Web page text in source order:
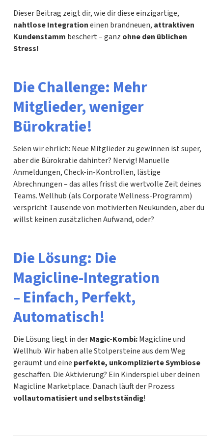
Dieser Beitrag zeigt dir, wie dir diese einzigartige,
nahtlose Integrationeinen brandneuen, attraktiven
Kundenstamm beschert – ganz ohne den üblichen
Stress!
Die Challenge: Mehr
Mitglieder, weniger
Bürokratie!
Seien wir ehrlich: Neue Mitglieder zu gewinnen ist super,
aber die Bürokratie dahinter? Nervig! Manuelle
Anmeldungen, Check-in-Kontrollen, lästige
Abrechnungen – das alles frisst die wertvolle Zeit deines
Teams. Wellhub (als Corporate Wellness-Programm)
verspricht Tausende von motivierten Neukunden, aber du
willst keinen zusätzlichen Aufwand, oder?
Die Lösung: Die
Magicline-Integration
– Einfach, Perfekt,
Automatisch!
Die Lösung liegt in derMagic-Kombi:Magicline und
Wellhub. Wir haben alle Stolpersteine aus dem Weg
geräumt und eine perfekte, unkomplizierte Symbiose
geschaffen. Die Aktivierung? Ein Kinderspiel über deinen
Magicline Marketplace. Danach läuft der Prozess
vollautomatisiert und selbstständig!